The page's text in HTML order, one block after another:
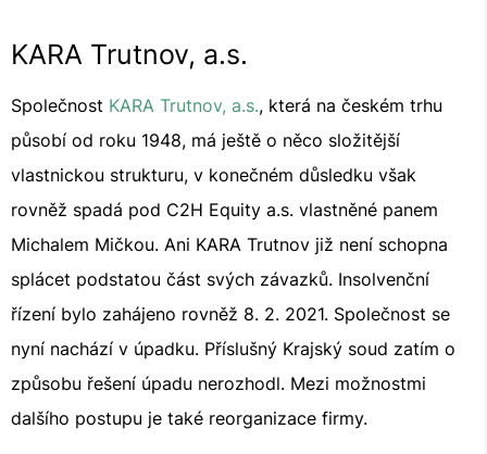
KARA Trutnov, a.s.
Společnost KARA Trutnov, a.s., která na českém trhu
působí od roku 1948, má ještě o něco složitější
vlastnickou strukturu, v konečném důsledku však
rovněž spadá pod C2H Equity a.s. vlastněné panem
Michalem Mičkou. Ani KARA Trutnov již není schopna
splácet podstatou část svých závazků. Insolvenční
řízení bylo zahájeno rovněž 8. 2. 2021. Společnost se
nyní nachází v úpadku. Příslušný Krajský soud zatím o
způsobu řešení úpadu nerozhodl. Mezi možnostmi
dalšího postupu je také reorganizace firmy.